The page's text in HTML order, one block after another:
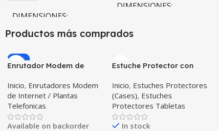
DIMENSIONES
COLOR
Gris,Negro , Azul ,Rosa
DIMENSIONES
10 × 10 × 10 cm
Productos más comprados
-20%
Enrutador Modem de
Libre Todo Operador 4G
LTE SIMCARD
Inicio, Enrutadores Modem
de Internet / Plantas
Telefonicas
Available on backorder
Estuche Protector con
Tablet Samsung Galaxy
Tab A8 10.5 2021 – 2022
SM-x200 SM-x205 Anti
golpes con soporte
Inicio, Estuches Protectores
(Cases), Estuches
Protectores Tabletas
In stock